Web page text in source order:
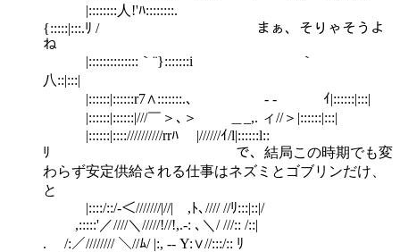
|::::::::人!'ﾊ::::::::.
{:::::|:::.ﾘ / まぁ、そりゃそうよ
ね
|::::::::::::::｀¨}:::::::i ｀
八::|:::|
|::::::|::::::r7∧:::::::.､ - - ｲ|::::::|:::|
|::::::|::::::|///￣＞､＞ ＿_,. ィ//＞|::::::|:::|
|::::::|:::://////////rrﾊ |//////ｲ/l|::::::l::
ﾘ で、結局この時期でも変
わらず安定供給される仕事はネズミとゴブリンだけ、
と
|::::/::/-＜///////|//| ,ﾄ､//// //ﾘ:::|::|/
,:::::'／////＼/////!//!,.‐: ､＼/ ///:: /::|
. /:／//////// ＼//ﾑ/ |:, -- Y:∨//:::/:: ﾘ